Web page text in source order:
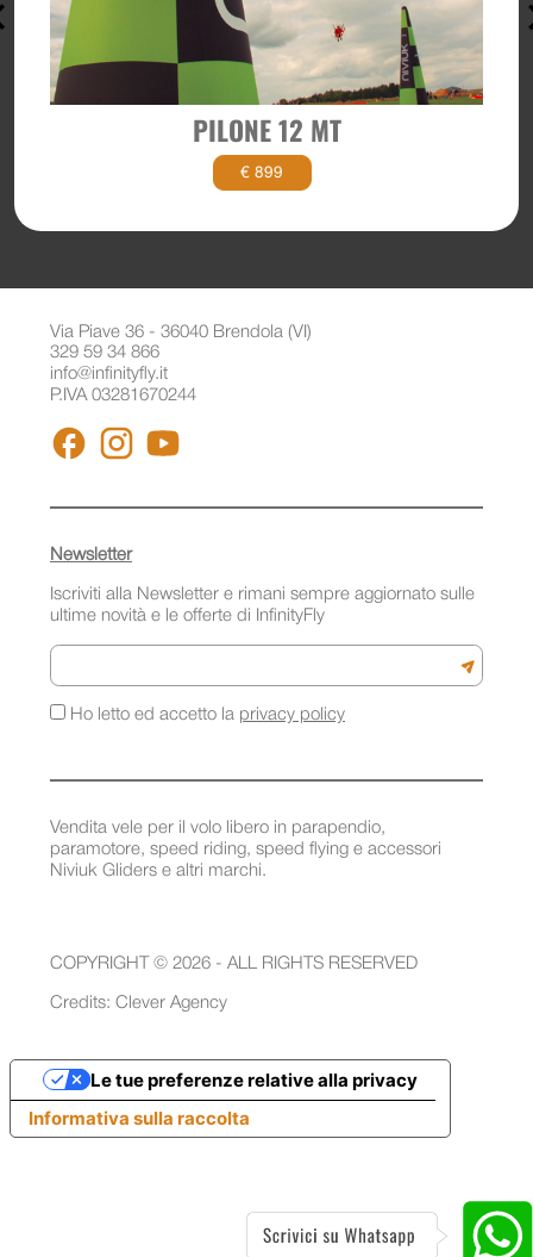
PILONE 12 MT
€ 899
Via Piave 36 - 36040 Brendola (VI)
329 59 34 866
info@infinityfly.it
P.IVA 03281670244
FACEBOOKINSTAGRAM
Vendita vele per il volo libero in parapendio,
paramotore, speed riding, speed flying e accessori
Niviuk Gliders e altri marchi.
Newsletter
Iscriviti alla Newsletter e rimani sempre aggiornato sulle
ultime novità e le offerte di InfinityFly
Email
Iscriviti
Ho letto ed accetto la privacy policy
COPYRIGHT © 2026 - ALL RIGHTS RESERVED
Credits: Clever Agency
Informativa sulla raccolta
Le tue preferenze relative alla privacy